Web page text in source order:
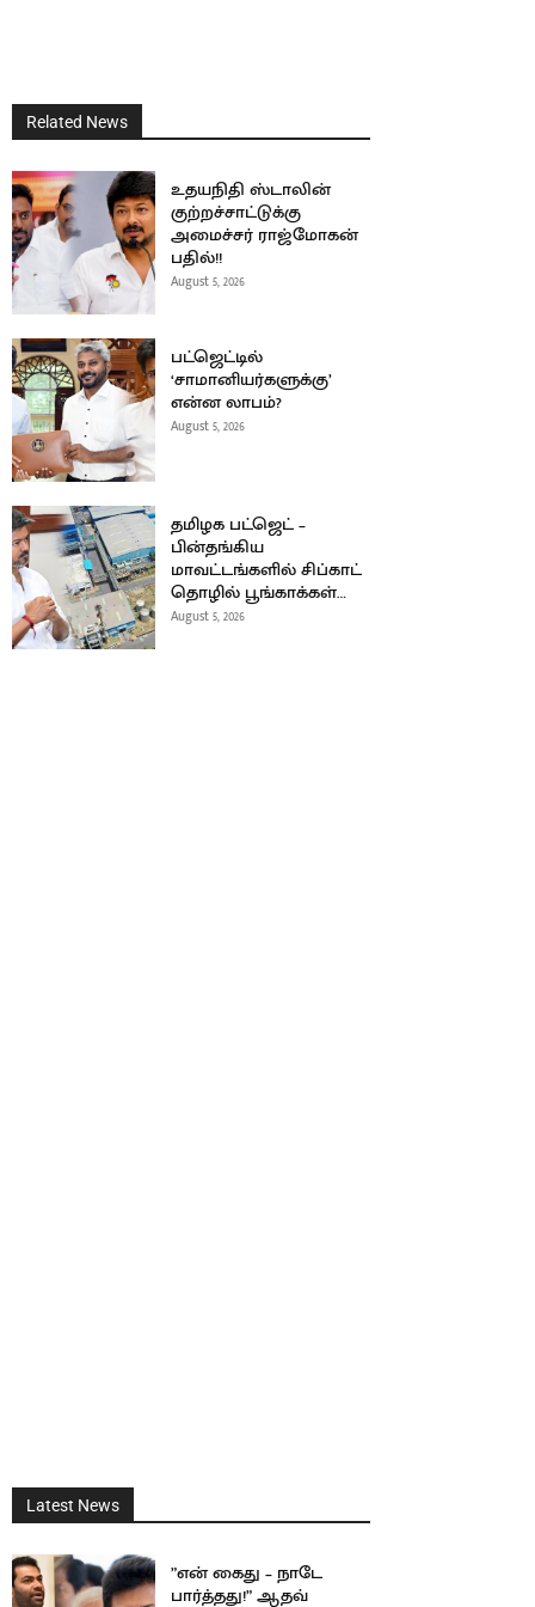
Related News
உதயநிதி ஸ்டாலின்
குற்றச்சாட்டுக்கு
அமைச்சர் ராஜ்மோகன்
பதில்!!
August 5, 2026
பட்ஜெட்டில்
‘சாமானியர்களுக்கு’
என்ன லாபம்?
August 5, 2026
தமிழக பட்ஜெட் –
பின்தங்கிய
மாவட்டங்களில் சிப்காட்
தொழில் பூங்காக்கள்…
August 5, 2026
Latest News
”என் கைது – நாடே
பார்த்தது!” ஆதவ்